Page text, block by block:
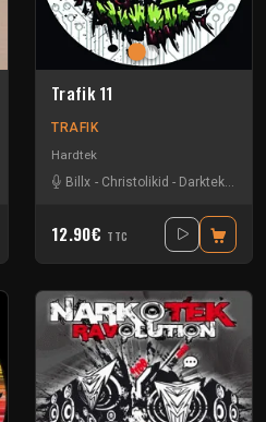
Tik Tok
Trafik 11
TRAFIK
Hardtek
Billx - Christolikid - Darktek-
12.90€ TTC